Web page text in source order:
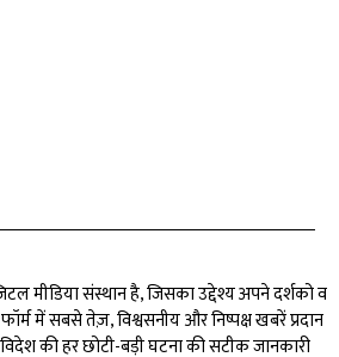
मीडिया संस्थान है, जिसका उद्देश्य अपने दर्शको व
में सबसे तेज़, विश्वसनीय और निष्पक्ष खबरें प्रदान
की हर छोटी-बड़ी घटना की सटीक जानकारी